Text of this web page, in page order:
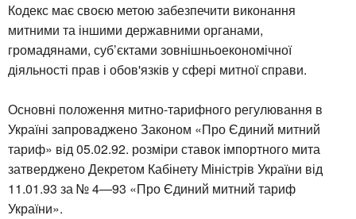
Кодекс має своєю метою забезпечити виконання
митними та іншими державними органами,
громадянами, суб’єктами зовнішньоекономічної
діяльності прав і обов'язків у сфері митної справи.
Основні положення митно-тарифного регулювання в
Україні запроваджено Законом «Про Єдиний митний
тариф» від 05.02.92. розміри ставок імпортного мита
затверджено Декретом Кабінету Міністрів України від
11.01.93 за № 4—93 «Про Єдиний митний тариф
України».